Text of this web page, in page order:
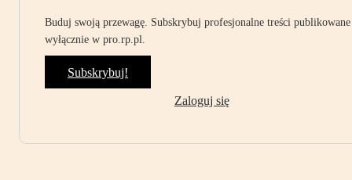
Buduj swoją przewagę. Subskrybuj profesjonalne treści publikowane
wyłącznie w pro.rp.pl.
Subskrybuj!
Zaloguj się